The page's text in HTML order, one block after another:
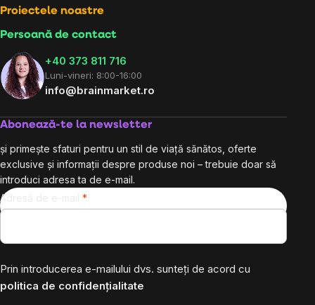
Proiectele noastre
Persoană de contact
+40 373 811 716
Luni-vineri: 8:00-16:00
info@brainmarket.ro
Abonează-te la newsletter
și primește sfaturi pentru un stil de viață sănătos, oferte
exclusive și informații despre produse noi – trebuie doar să
introduci adresa ta de e-mail.
Adresă de e-mail
Prin introducerea e-mailului dvs. sunteți de acord cu
politica de confidențialitate